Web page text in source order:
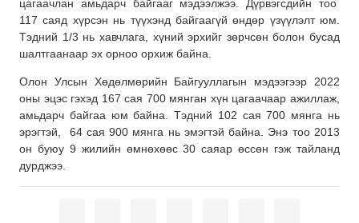
цагаачлан амьдарч байгааг мэдээлжээ. Дүрвэгсдийн тоо
117 саяд хүрсэн нь түүхэнд байгаагүй өндөр үзүүлэлт юм.
Тэдний 1/3 нь хавчлага, хүний эрхийг зөрчсөн болон бусад
шалтгаанаар эх орноо орхиж байна.
Олон Улсын Хөдөлмөрийн Байгууллагын мэдээгээр 2022
оны эцэс гэхэд 167 сая 700 мянган хүн цагаачаар ажиллаж,
амьдарч байгаа юм байна. Тэдний 102 сая 700 мянга нь
эрэгтэй, 64 сая 900 мянга нь эмэгтэй байна. Энэ тоо 2013
он буюу 9 жилийн өмнөхөөс 30 саяар өссөн гэж тайланд
дурджээ.